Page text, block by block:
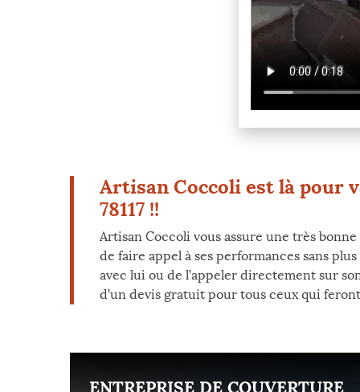
Artisan Coccoli est là pour
78117 !!
Artisan Coccoli vous assure une très
de faire appel à ses performances sans
avec lui ou de l’appeler directement sur
d’un devis gratuit pour tous ceux qui
ENTREPRISE DE COUVERTURE